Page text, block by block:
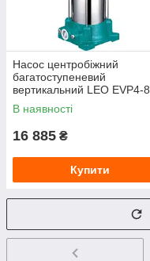
Насос центробіжний
багатоступеневий
вертикальний LEO EVP4-8
2.2 кВт 380 В, Hmax 98 м,
Qmax 100 л/хв
В наявності
16 885 ₴
Купити